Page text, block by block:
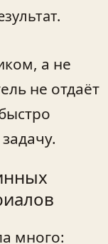
а не
не отдаёт
много: